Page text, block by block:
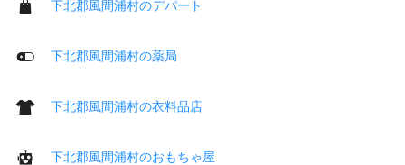
下北郡風間浦村のデパート
下北郡風間浦村の薬局
下北郡風間浦村の衣料品店
下北郡風間浦村のおもちゃ屋